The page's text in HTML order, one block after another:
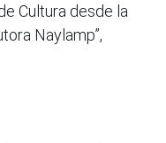
Cultura desde la
Naylamp”,